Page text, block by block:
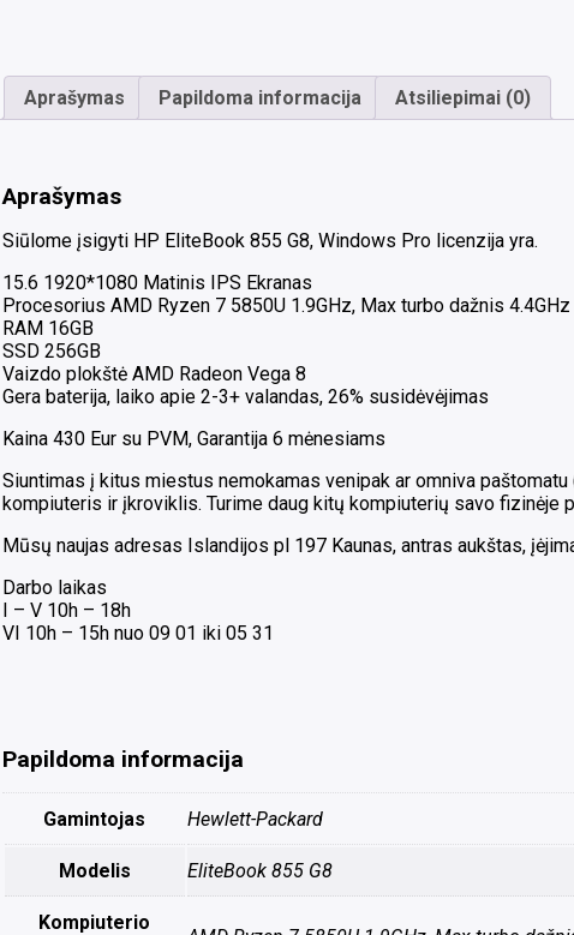
Aprašymas Papildoma informacija Atsiliepimai (0)
Aprašymas
Siūlome įsigyti HP EliteBook 855 G8, Windows Pro licenzija yra.
15.6 1920*1080 Matinis IPS Ekranas
Procesorius AMD Ryzen 7 5850U 1.9GHz, Max turbo dažnis 4.4GHz
RAM 16GB
SSD 256GB
Vaizdo plokštė AMD Radeon Vega 8
Gera baterija, laiko apie 2-3+ valandas, 26% susidėvėjimas
Kaina 430 Eur su PVM, Garantija 6 mėnesiams
Siuntimas į kitus miestus nemokamas venipak ar omniva
kompiuteris ir įkroviklis. Turime daug kitų kompiuterių savo fizinėje
Mūsų naujas adresas Islandijos pl 197 Kaunas, antras aukštas,
Darbo laikas
I – V 10h – 18h
VI 10h – 15h nuo 09 01 iki 05 31
Papildoma informacija
Gamintojas Hewlett-Packard
Modelis EliteBook 855 G8
Kompiuterio